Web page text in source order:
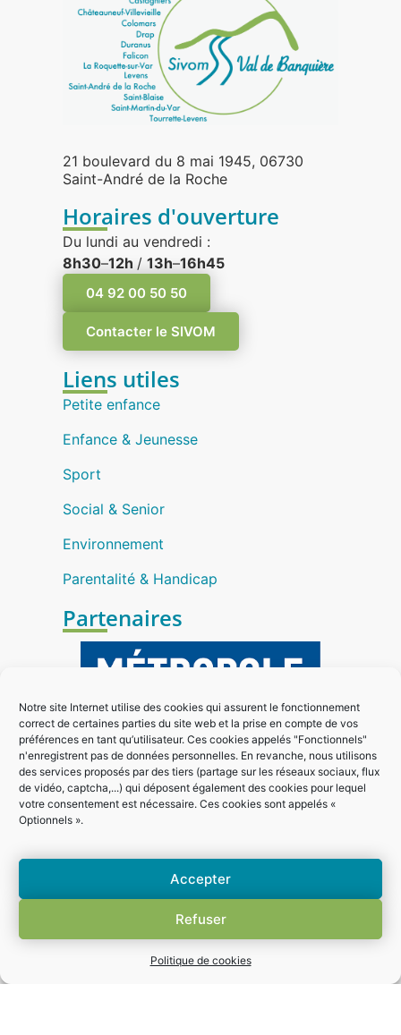
Notre site Internet utilise des cookies qui assurent le fonctionnement
correct de certaines parties du site web et la prise en compte de vos
préférences en tant qu’utilisateur. Ces cookies appelés "Fonctionnels"
n'enregistrent pas de données personnelles. En revanche, nous utilisons
des services proposés par des tiers (partage sur les réseaux sociaux, flux
de vidéo, captcha,...) qui déposent également des cookies pour lequel
votre consentement est nécessaire. Ces cookies sont appelés «
Optionnels ».
Accepter
Refuser
Politique de cookies
21 boulevard du 8 mai 1945, 06730
Saint-André de la Roche
Horaires d'ouverture
Du lundi au vendredi :
8h30–12h / 13h–16h45
04 92 00 50 50
Contacter le SIVOM
Liens utiles
Petite enfance
Enfance & Jeunesse
Sport
Social & Senior
Environnement
Parentalité & Handicap
Partenaires